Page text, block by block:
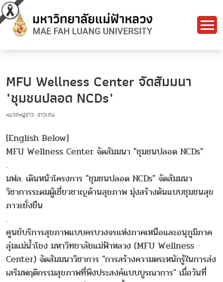
MFU Wellness Center จัดสัมมนา
"ชุมชนปลอด NCDs"
หมวดหมู่ข่าว: ข่าวเด่น
[English Below]
MFU Wellness Center จัดสัมมนา "ชุมชนปลอด NCDs"
.
มฟล. เดินหน้าโครงการ "ชุมชนปลอด NCDs" จัดสัมมนา
วิชาการระดมผู้เชี่ยวชาญด้านสุขภาพ มุ่งสร้างต้นแบบชุมชนสุข
ภาวะยั่งยืน
.
ศูนย์บริการสุขภาพแบบครบวงจรแห่งภาคเหนือและอนุภูมิภาค
ลุ่มแม่น้ำโขง มหาวิทยาลัยแม่ฟ้าหลวง (MFU Wellness
Center) จัดสัมมนาวิชาการ "การสร้างความตระหนักรู้ในการส่ง
เสริมพฤติกรรมสุขภาพที่พึงประสงค์แบบบูรณาการ" เมื่อวันที่